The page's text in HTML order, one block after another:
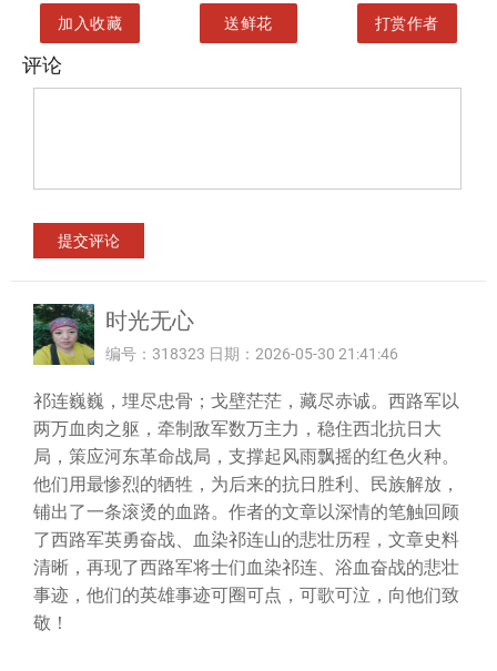
加入收藏 送鲜花 打赏作者
评论
时光无心
编号：318323 日期：2026-05-30 21:41:46
祁连巍巍，埋尽忠骨；戈壁茫茫，藏尽赤诚。西路军以
两万血肉之躯，牵制敌军数万主力，稳住西北抗日大
局，策应河东革命战局，支撑起风雨飘摇的红色火种。
他们用最惨烈的牺牲，为后来的抗日胜利、民族解放，
铺出了一条滚烫的血路。作者的文章以深情的笔触回顾
了西路军英勇奋战、血染祁连山的悲壮历程，文章史料
清晰，再现了西路军将士们血染祁连、浴血奋战的悲壮
事迹，他们的英雄事迹可圈可点，可歌可泣，向他们致
敬！